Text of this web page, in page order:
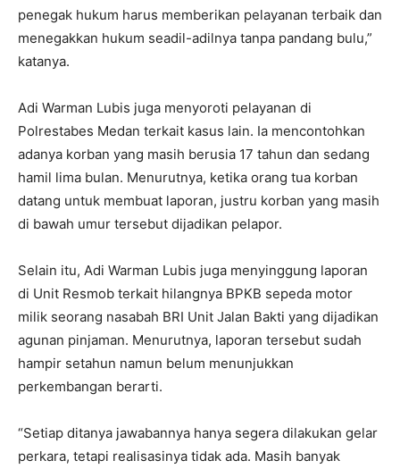
penegak hukum harus memberikan pelayanan terbaik dan
menegakkan hukum seadil-adilnya tanpa pandang bulu,”
katanya.
Adi Warman Lubis juga menyoroti pelayanan di
Polrestabes Medan terkait kasus lain. Ia mencontohkan
adanya korban yang masih berusia 17 tahun dan sedang
hamil lima bulan. Menurutnya, ketika orang tua korban
datang untuk membuat laporan, justru korban yang masih
di bawah umur tersebut dijadikan pelapor.
Selain itu, Adi Warman Lubis juga menyinggung laporan
di Unit Resmob terkait hilangnya BPKB sepeda motor
milik seorang nasabah BRI Unit Jalan Bakti yang dijadikan
agunan pinjaman. Menurutnya, laporan tersebut sudah
hampir setahun namun belum menunjukkan
perkembangan berarti.
“Setiap ditanya jawabannya hanya segera dilakukan gelar
perkara, tetapi realisasinya tidak ada. Masih banyak